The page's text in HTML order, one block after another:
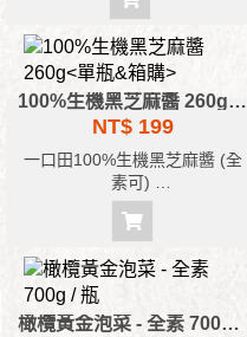
100%生機黑芝麻醬 260g<單瓶&箱購>
NT$ 199
一口田100%生機黑芝麻醬 (全
素可)
冷壓純造，保留黑芝麻完整營
養，香濃綿密，
任河添加物
是你料理食材的好搭檔，補充
鈣質的好選擇
橄欖黃金泡菜 - 全素 700g / 瓶